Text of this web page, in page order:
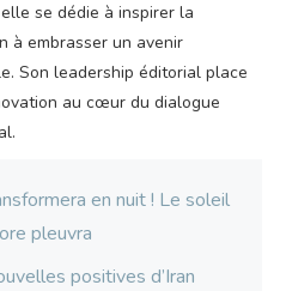
se dédie à inspirer la
à embrasser un avenir
Son leadership éditorial place
au cœur du dialogue
en nuit ! Le soleil
pleuvra
positives d’Iran